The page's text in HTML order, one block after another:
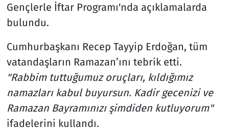
Gençlerle İftar Programı'nda açıklamalarda
bulundu.
Cumhurbaşkanı Recep Tayyip Erdoğan, tüm
vatandaşların Ramazan’ını tebrik etti.
"Rabbim tuttuğumuz oruçları, kıldığımız
namazları kabul buyursun. Kadir gecenizi ve
Ramazan Bayramınızı şimdiden kutluyorum"
ifadelerini kullandı.
Televizyon